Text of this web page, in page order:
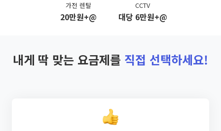
가전 렌탈
20만원+@
CCTV
대당 6만원+@
내게 딱 맞는 요금제를 직접 선택하세요!